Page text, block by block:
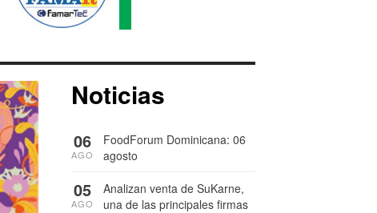
Noticias
FoodForum Dominicana: 06
agosto
06
AGO
Analizan venta de SuKarne,
una de las principales firmas
05
AGO